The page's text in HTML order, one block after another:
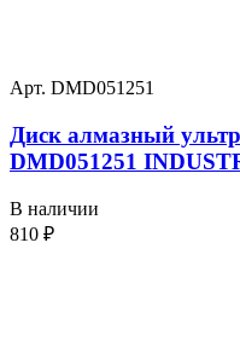
Арт. DMD051251
Диск алмазный
DMD051251
В наличии
810 ₽